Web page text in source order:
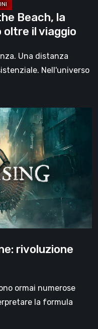
Beach, la
oltre il viaggio
Una distanza
Nell'universo
rivoluzione
ormai numerose
la formula